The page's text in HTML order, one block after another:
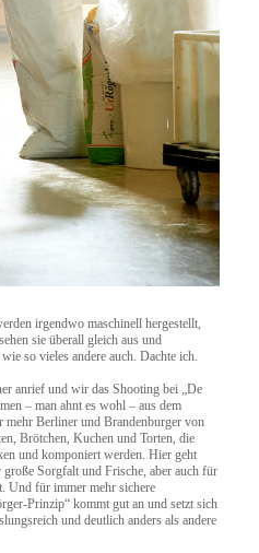
irgendwo maschinell hergestellt,
sie überall gleich aus und
so vieles andere auch. Dachte ich.
anrief und wir das Shooting bei „De
– man ahnt es wohl – aus dem
mehr Berliner und Brandenburger von
Brötchen, Kuchen und Torten, die
und komponiert werden. Hier geht
Sorgfalt und Frische, aber auch für
Und für immer mehr sichere
Prinzip“ kommt gut an und setzt sich
und deutlich anders als andere